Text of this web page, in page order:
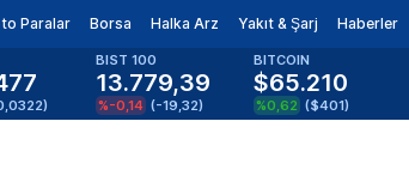
Paralar Borsa Halka Arz Yakıt & Şarj Haberler
)
BIST 100
13.779,39
%-0,14 (-19,32)
BITCOIN
$65.210
%0,62 ($401)